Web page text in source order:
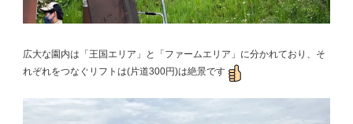
広大な園内は「王国エリア」と「ファームエリア」に分かれており、そ
れぞれをつなぐリフトは(片道300円)は絶景です